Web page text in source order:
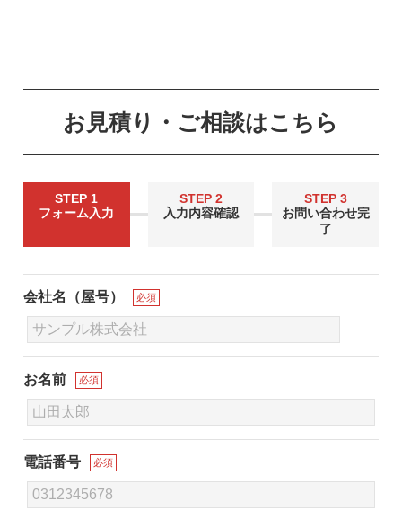
お見積り・ご相談はこちら
STEP 1
フォーム入力
STEP 2
入力内容確認
STEP 3
お問い合わせ完
了
会社名（屋号） 必須
お名前 必須
電話番号 必須